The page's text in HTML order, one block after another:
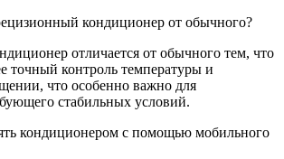
кондиционер от обычного?
отличается от обычного тем, что
точный контроль температуры и
что особенно важно для
стабильных условий.
кондиционером с помощью мобильного